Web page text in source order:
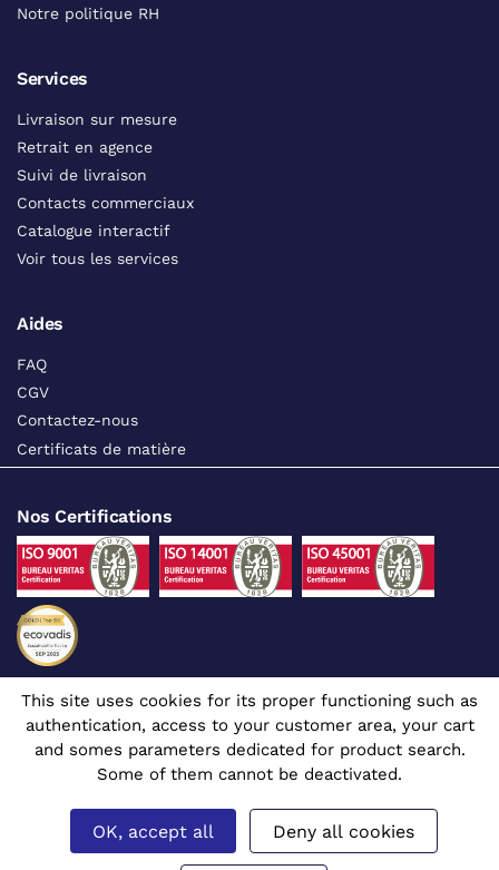
Notre politique RH
Services
Livraison sur mesure
Retrait en agence
Suivi de livraison
Contacts commerciaux
Catalogue interactif
Voir tous les services
Aides
FAQ
CGV
Contactez-nous
Certificats de matière
Nos Certifications
Suivez-nous sur les réseaux sociaux
Site dédié aux professionnels
© 1980 - 2026 CGR - Tous droits réservés
This site uses cookies for its proper functioning such as
authentication, access to your customer area, your cart
and somes parameters dedicated for product search.
Some of them cannot be deactivated.
OK, accept all Deny all cookies